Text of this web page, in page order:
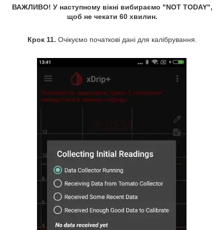
ВАЖЛИВО! У наступному вікні вибираємо "NOT TODAY",
щоб не чекати 60 хвилин.
Крок 11. Очікуємо початкові дані для калібрування.